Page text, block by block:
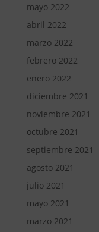
mayo 2022
abril 2022
marzo 2022
febrero 2022
enero 2022
diciembre 2021
noviembre 2021
octubre 2021
septiembre 2021
agosto 2021
julio 2021
mayo 2021
marzo 2021